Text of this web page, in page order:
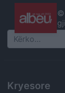
©
Search
Kryesore